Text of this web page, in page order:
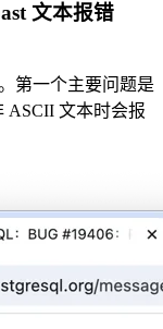
文本报错
第一个主要问题是
ASCII 文本时会报